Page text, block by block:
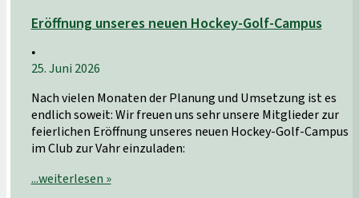
Eröffnung unseres neuen Hockey-Golf-Campus
•
25. Juni 2026
Nach vielen Monaten der Planung und Umsetzung ist es
endlich soweit: Wir freuen uns sehr unsere Mitglieder zur
feierlichen Eröffnung unseres neuen Hockey-Golf-​Campus
im Club zur Vahr einzuladen:
...weiterlesen »